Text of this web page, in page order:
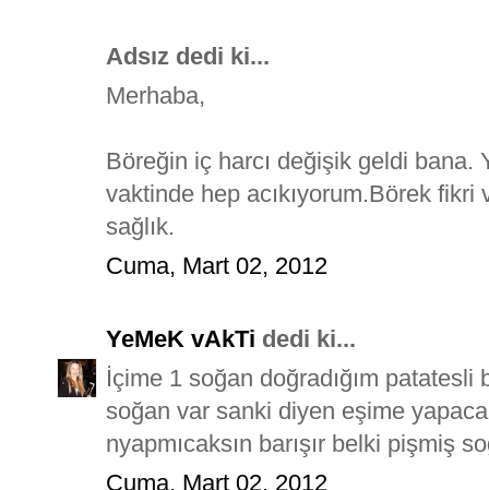
Adsız dedi ki...
Merhaba,
Böreğin iç harcı değişik geldi bana.
vaktinde hep acıkıyorum.Börek fikri
sağlık.
Cuma, Mart 02, 2012
YeMeK vAkTi dedi ki...
İçime 1 soğan doğradığım
soğan var sanki diyen eşime
nyapmıcaksın barışır belki pişmiş
Cuma, Mart 02, 2012